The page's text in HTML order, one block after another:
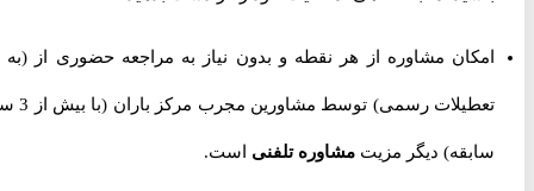
امکان مشاوره از هر نقطه و بدون نیاز به مراجعه حضوری از (به جز
تعطیلات رسمی) توسط مشاورین مجرب مرکز باران (با بیش از 3 سال
سابقه) دیگر مزیت مشاوره تلفنیاست.